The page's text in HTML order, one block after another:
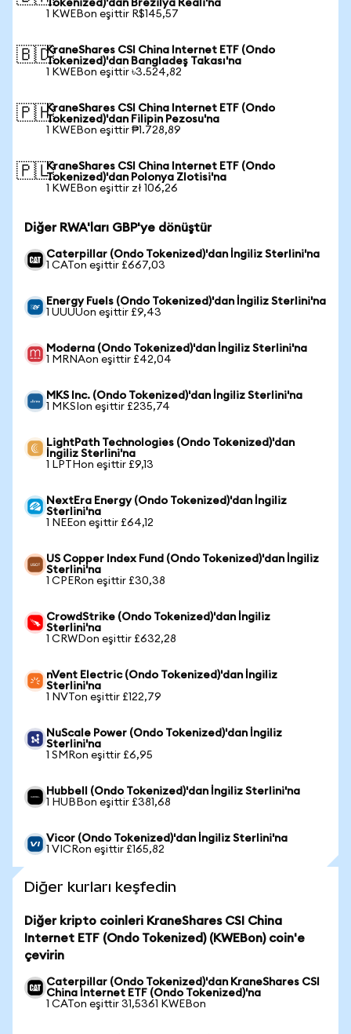
Tokenized)'dan Brezilya Reali'na
1 KWEBon eşittir R$145,57
🇧🇩KraneShares CSI China Internet ETF (Ondo
Tokenized)'dan Bangladeş Takası'na
1 KWEBon eşittir ৳3.524,82
🇵🇭KraneShares CSI China Internet ETF (Ondo
Tokenized)'dan Filipin Pezosu'na
1 KWEBon eşittir ₱1.728,89
🇵🇱KraneShares CSI China Internet ETF (Ondo
Tokenized)'dan Polonya Zlotisi'na
1 KWEBon eşittir zł 106,26
Diğer RWA'ları GBP'ye dönüştür
Caterpillar (Ondo Tokenized)'dan İngiliz Sterlini'na
1 CATon eşittir £667,03
Energy Fuels (Ondo Tokenized)'dan İngiliz Sterlini'na
1 UUUUon eşittir £9,43
Moderna (Ondo Tokenized)'dan İngiliz Sterlini'na
1 MRNAon eşittir £42,04
MKS Inc. (Ondo Tokenized)'dan İngiliz Sterlini'na
1 MKSIon eşittir £235,74
LightPath Technologies (Ondo Tokenized)'dan
İngiliz Sterlini'na
1 LPTHon eşittir £9,13
NextEra Energy (Ondo Tokenized)'dan İngiliz
Sterlini'na
1 NEEon eşittir £64,12
US Copper Index Fund (Ondo Tokenized)'dan İngiliz
Sterlini'na
1 CPERon eşittir £30,38
CrowdStrike (Ondo Tokenized)'dan İngiliz
Sterlini'na
1 CRWDon eşittir £632,28
nVent Electric (Ondo Tokenized)'dan İngiliz
Sterlini'na
1 NVTon eşittir £122,79
NuScale Power (Ondo Tokenized)'dan İngiliz
Sterlini'na
1 SMRon eşittir £6,95
Hubbell (Ondo Tokenized)'dan İngiliz Sterlini'na
1 HUBBon eşittir £381,68
Vicor (Ondo Tokenized)'dan İngiliz Sterlini'na
1 VICRon eşittir £165,82
Diğer kurları keşfedin
Diğer kripto coinleri KraneShares CSI China
Internet ETF (Ondo Tokenized) (KWEBon) coin'e
çevirin
Caterpillar (Ondo Tokenized)'dan KraneShares CSI
China Internet ETF (Ondo Tokenized)'na
1 CATon eşittir 31,5361 KWEBon